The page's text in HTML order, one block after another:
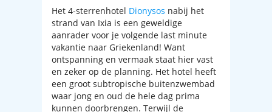
Het 4-sterrenhotel Dionysos nabij het
strand van Ixia is een geweldige
aanrader voor je volgende last minute
vakantie naar Griekenland! Want
ontspanning en vermaak staat hier vast
en zeker op de planning. Het hotel heeft
een groot subtropische buitenzwembad
waar jong en oud de hele dag prima
kunnen doorbrengen. Terwijl de